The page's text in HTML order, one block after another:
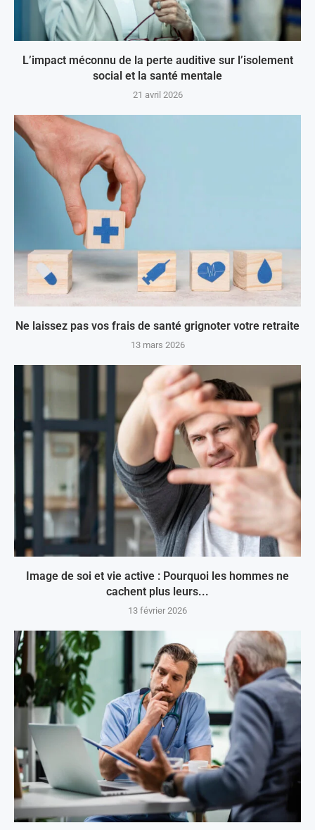
L’impact méconnu de la perte auditive sur l’isolement
social et la santé mentale
21 avril 2026
Ne laissez pas vos frais de santé grignoter votre retraite
13 mars 2026
Image de soi et vie active : Pourquoi les hommes ne
cachent plus leurs...
13 février 2026